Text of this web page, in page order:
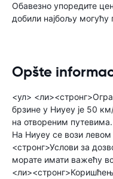
Обавезно упоредите
добили најбољу могућу
Opšte
<ул>
брзине у Ниуеу је 50
на отвореним
На Ниуеу се вози
<стронг>Услови за
морате имати важећу